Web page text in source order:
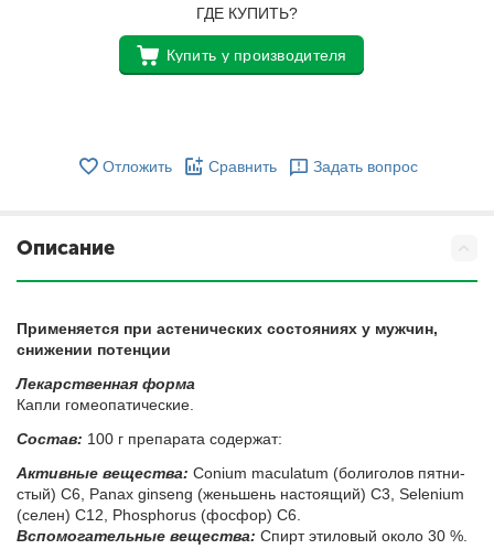
ГДЕ КУПИТЬ?
Купить у производителя
Отложить Сравнить Задать вопрос
Описание
Применяется при астенических состояниях у мужчин,
снижении потенции
Ле­кар­ствен­ная фор­ма
Ка­пли го­мео­па­ти­че­ские.
Со­став: 100 г препарата содержат:
Ак­тив­ные ве­ще­ства: Conium maculatum (бо­ли­го­лов пят­ни­
стый) С6, Panax ginseng (жень­шень на­сто­я­щий) С3, Selenium
(се­лен) С12, Phosphorus (фос­фор) С6.
Вс­по­мо­га­тель­ные ве­ще­ства: Спирт эти­ло­вый око­ло 30 %.